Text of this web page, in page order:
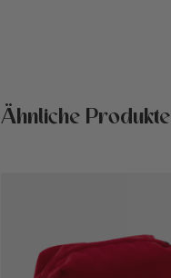
Ähnliche Produkte